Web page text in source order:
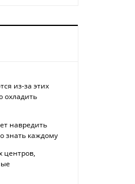
из-за этих
охладить
навредить
знать каждому
центров,